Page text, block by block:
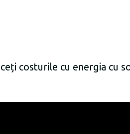
costurile cu energia cu